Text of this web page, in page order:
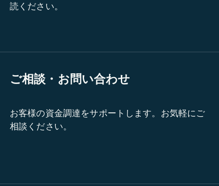
読ください。
ご相談・お問い合わせ
お客様の資金調達をサポートします。お気軽にご
相談ください。